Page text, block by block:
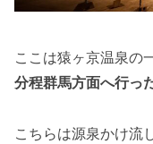
ここは猿ヶ京温泉の
分程群馬方面へ行っ
こちらは源泉かけ流